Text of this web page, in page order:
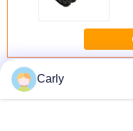
PlusConnecteurs
Carly